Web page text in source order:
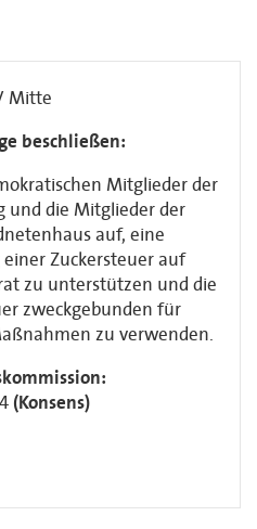
Mitte
beschließen:
Mitglieder der
und die Mitglieder der
auf, eine
Zuckersteuer auf
zu unterstützen und die
zweckgebunden für
zu verwenden.
(Konsens)